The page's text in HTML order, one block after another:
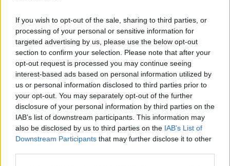
If you wish to opt-out of the sale, sharing to third parties, or
processing of your personal or sensitive information for
targeted advertising by us, please use the below opt-out
section to confirm your selection. Please note that after your
opt-out request is processed you may continue seeing
interest-based ads based on personal information utilized by
us or personal information disclosed to third parties prior to
your opt-out. You may separately opt-out of the further
disclosure of your personal information by third parties on the
IAB’s list of downstream participants. This information may
also be disclosed by us to third parties on the IAB’s List of
Downstream Participants that may further disclose it to other